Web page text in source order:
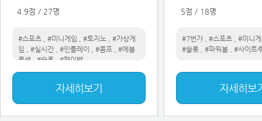
4.9점 / 27명
#스포츠 #미니게임 #토지노
#가상게
임
#실시간 #인플레이 #콤프
#에볼
루션
#슬롯 #페이백
자세히보기
5점 / 18명
#7번가 #스포츠
#미니
#슬롯
#파워볼 #사이트
자세히보